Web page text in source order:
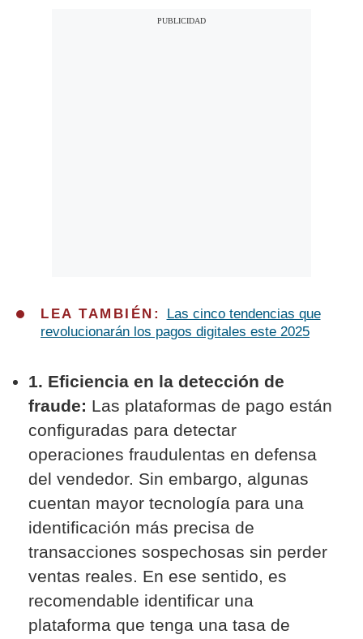
LEA TAMBIÉN:
Las cinco tendencias que
revolucionarán los pagos digitales este 2025
1. Eficiencia en la detección de
fraude: Las plataformas de pago están
configuradas para detectar
operaciones fraudulentas en defensa
del vendedor. Sin embargo, algunas
cuentan mayor tecnología para una
identificación más precisa de
transacciones sospechosas sin perder
ventas reales. En ese sentido, es
recomendable identificar una
plataforma que tenga una tasa de